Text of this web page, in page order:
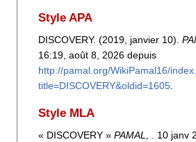
Style APA
DISCOVERY. (2019, janvier 10).
16:19, août 8, 2026 depuis
http://pamal.org/WikiPamal16/
title=DISCOVERY&oldid=1605.
Style MLA
« DISCOVERY » PAMAL,
. 10 janv